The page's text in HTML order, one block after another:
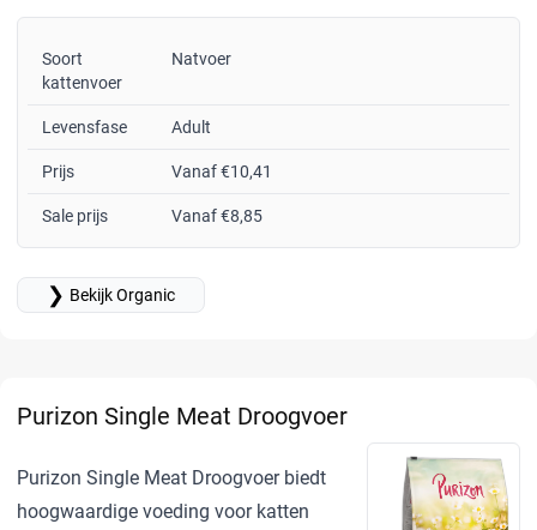
Soort
kattenvoer
Natvoer
Levensfase Adult
Prijs Vanaf €10,41
Sale prijs Vanaf €8,85
❯ Bekijk Organic
Purizon Single Meat Droogvoer
Purizon Single Meat Droogvoer biedt
hoogwaardige voeding voor katten